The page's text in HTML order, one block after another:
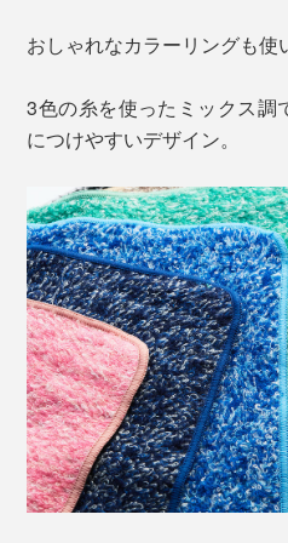
おしゃれなカラーリングも使
3色の糸を使ったミックス調
につけやすいデザイン。